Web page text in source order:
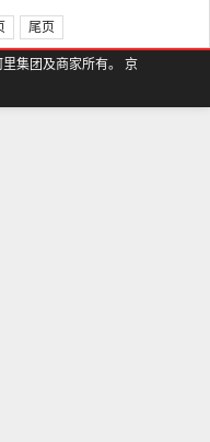
班宝宝读物早教启蒙
是2019年卓创图书专
精选书籍,杂志,报纸当
价比很高的绘本,图画
尾页
集团及商家所有。 京